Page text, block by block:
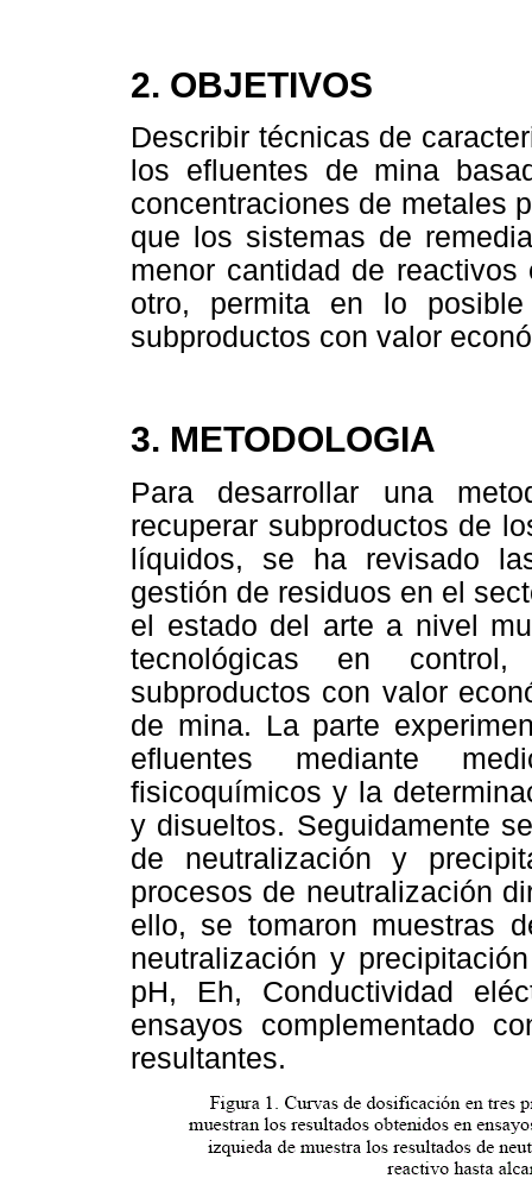
2. OBJETIVOS
Describir técnicas de
los efluentes de mina
concentraciones de metales
que los sistemas de
menor cantidad de
otro, permita en lo
subproductos con valor
3. METODOLOGIA
Para desarrollar una
recuperar subproductos de
líquidos, se ha revisado
gestión de residuos en el
el estado del arte a nivel
tecnológicas en
subproductos con valor
de mina. La parte
efluentes mediante
fisicoquímicos y la
y disueltos. Seguidamente
de neutralización y
procesos de neutralización
ello, se tomaron muestras
neutralización y
pH, Eh, Conductividad
ensayos complementado
resultantes.